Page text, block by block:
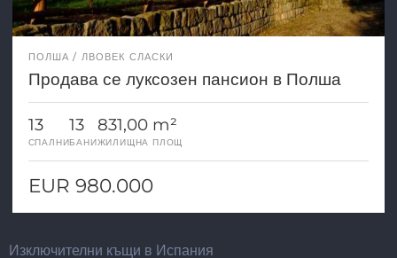
ПОЛША ЛВОВЕК СЛАСКИ
Продава се луксозен пансион в Полша
13
СПАЛНИ
13
БАНИ
831,00 m²
ЖИЛИЩНА ПЛОЩ
EUR 980.000
Изключителни къщи в Испания